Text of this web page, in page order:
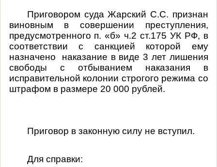
Приговором суда Жарский С.С. признан
виновным в совершении преступления,
предусмотренного п. «б» ч.2 ст.175 УК РФ, в
соответствии с санкцией которой ему
назначено
наказание в виде 3 лет лишения
свободы с отбыванием наказания в
исправительной колонии строгого режима со
штрафом в размере 20 000 рублей.
Приговор в законную силу не вступил.
Для справки: